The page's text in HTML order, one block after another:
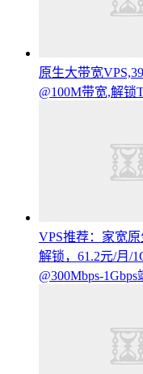
原生大带宽
@100M带宽,解锁
VPS推荐：家宽
解锁，61.2元/月/
@300Mbps-1Gbps